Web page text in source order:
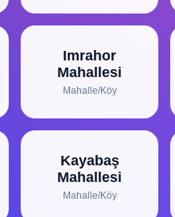
Imrahor
Mahallesi
Mahalle/Köy
Kayabaş
Mahallesi
Mahalle/Köy